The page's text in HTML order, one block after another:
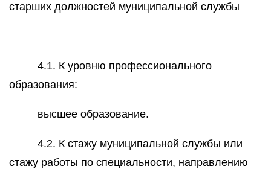
старших должностей муниципальной службы
4.1. К уровню профессионального
образования:
высшее образование.
4.2. К стажу муниципальной службы или
стажу работы по специальности, направлению